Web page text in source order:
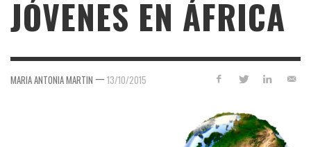
JÓVENES EN ÁFRICA
MARIA ANTONIA MARTIN — 13/10/2015